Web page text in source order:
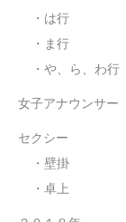
・は行
・ま行
・や、ら、わ行
女子アナウンサー
セクシー
・壁掛
・卓上